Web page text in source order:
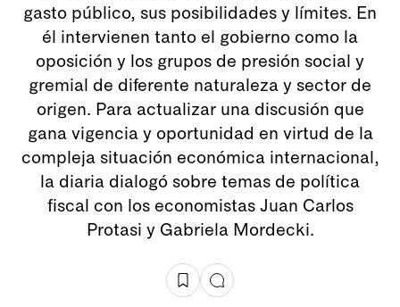
gasto público, sus posibilidades y límites. En
él intervienen tanto el gobierno como la
oposición y los grupos de presión social y
gremial de diferente naturaleza y sector de
origen. Para actualizar una discusión que
gana vigencia y oportunidad en virtud de la
compleja situación económica internacional,
la diaria dialogó sobre temas de política
fiscal con los economistas Juan Carlos
Protasi y Gabriela Mordecki.